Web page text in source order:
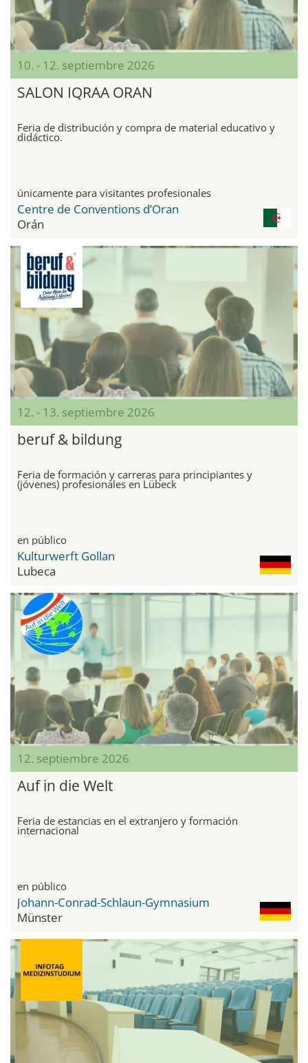
10. - 12. septiembre 2026
SALON IQRAA ORAN
Feria de distribución y compra de material educativo y
didáctico.
únicamente para visitantes profesionales
Centre de Conventions d’Oran
Orán
12. - 13. septiembre 2026
beruf & bildung
Feria de formación y carreras para principiantes y
(jóvenes) profesionales en Lübeck
en público
Kulturwerft Gollan
Lubeca
12. septiembre 2026
Auf in die Welt
Feria de estancias en el extranjero y formación
internacional
en público
Johann-Conrad-Schlaun-Gymnasium
Münster